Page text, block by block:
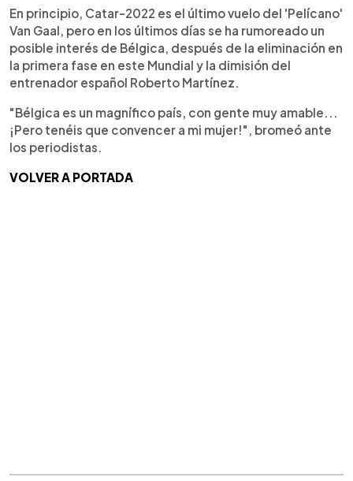
En principio, Catar-2022 es el último vuelo del 'Pelícano'
Van Gaal, pero en los últimos días se ha rumoreado un
posible interés de Bélgica, después de la eliminación en
la primera fase en este Mundial y la dimisión del
entrenador español Roberto Martínez.
"Bélgica es un magnífico país, con gente muy amable...
¡Pero tenéis que convencer a mi mujer!", bromeó ante
los periodistas.
VOLVER A PORTADA